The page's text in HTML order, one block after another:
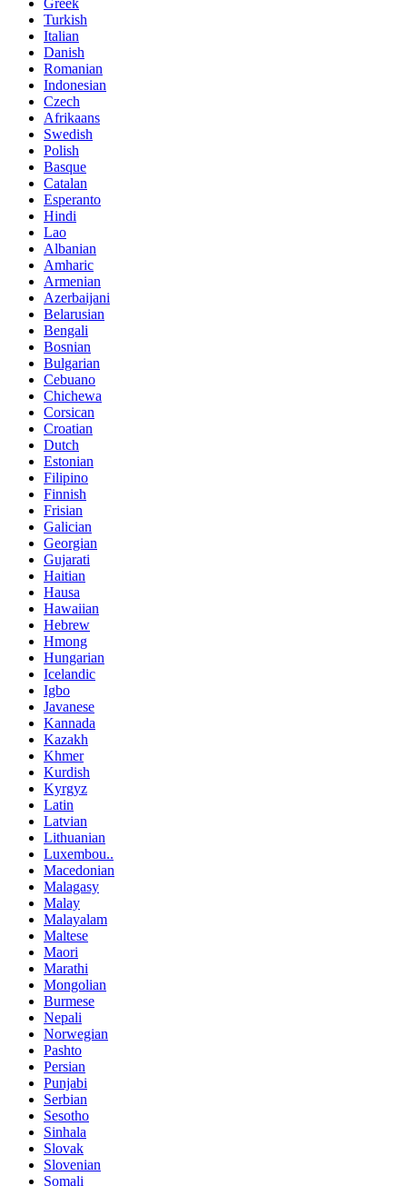
Turkish
Italian
Danish
Romanian
Indonesian
Czech
Afrikaans
Swedish
Polish
Basque
Catalan
Esperanto
Hindi
Lao
Albanian
Amharic
Armenian
Azerbaijani
Belarusian
Bengali
Bosnian
Bulgarian
Cebuano
Chichewa
Corsican
Croatian
Dutch
Estonian
Filipino
Finnish
Frisian
Galician
Georgian
Gujarati
Haitian
Hausa
Hawaiian
Hebrew
Hmong
Hungarian
Icelandic
Igbo
Javanese
Kannada
Kazakh
Khmer
Kurdish
Kyrgyz
Latin
Latvian
Lithuanian
Luxembou..
Macedonian
Malagasy
Malay
Malayalam
Maltese
Maori
Marathi
Mongolian
Burmese
Nepali
Norwegian
Pashto
Persian
Punjabi
Serbian
Sesotho
Sinhala
Slovak
Slovenian
Somali